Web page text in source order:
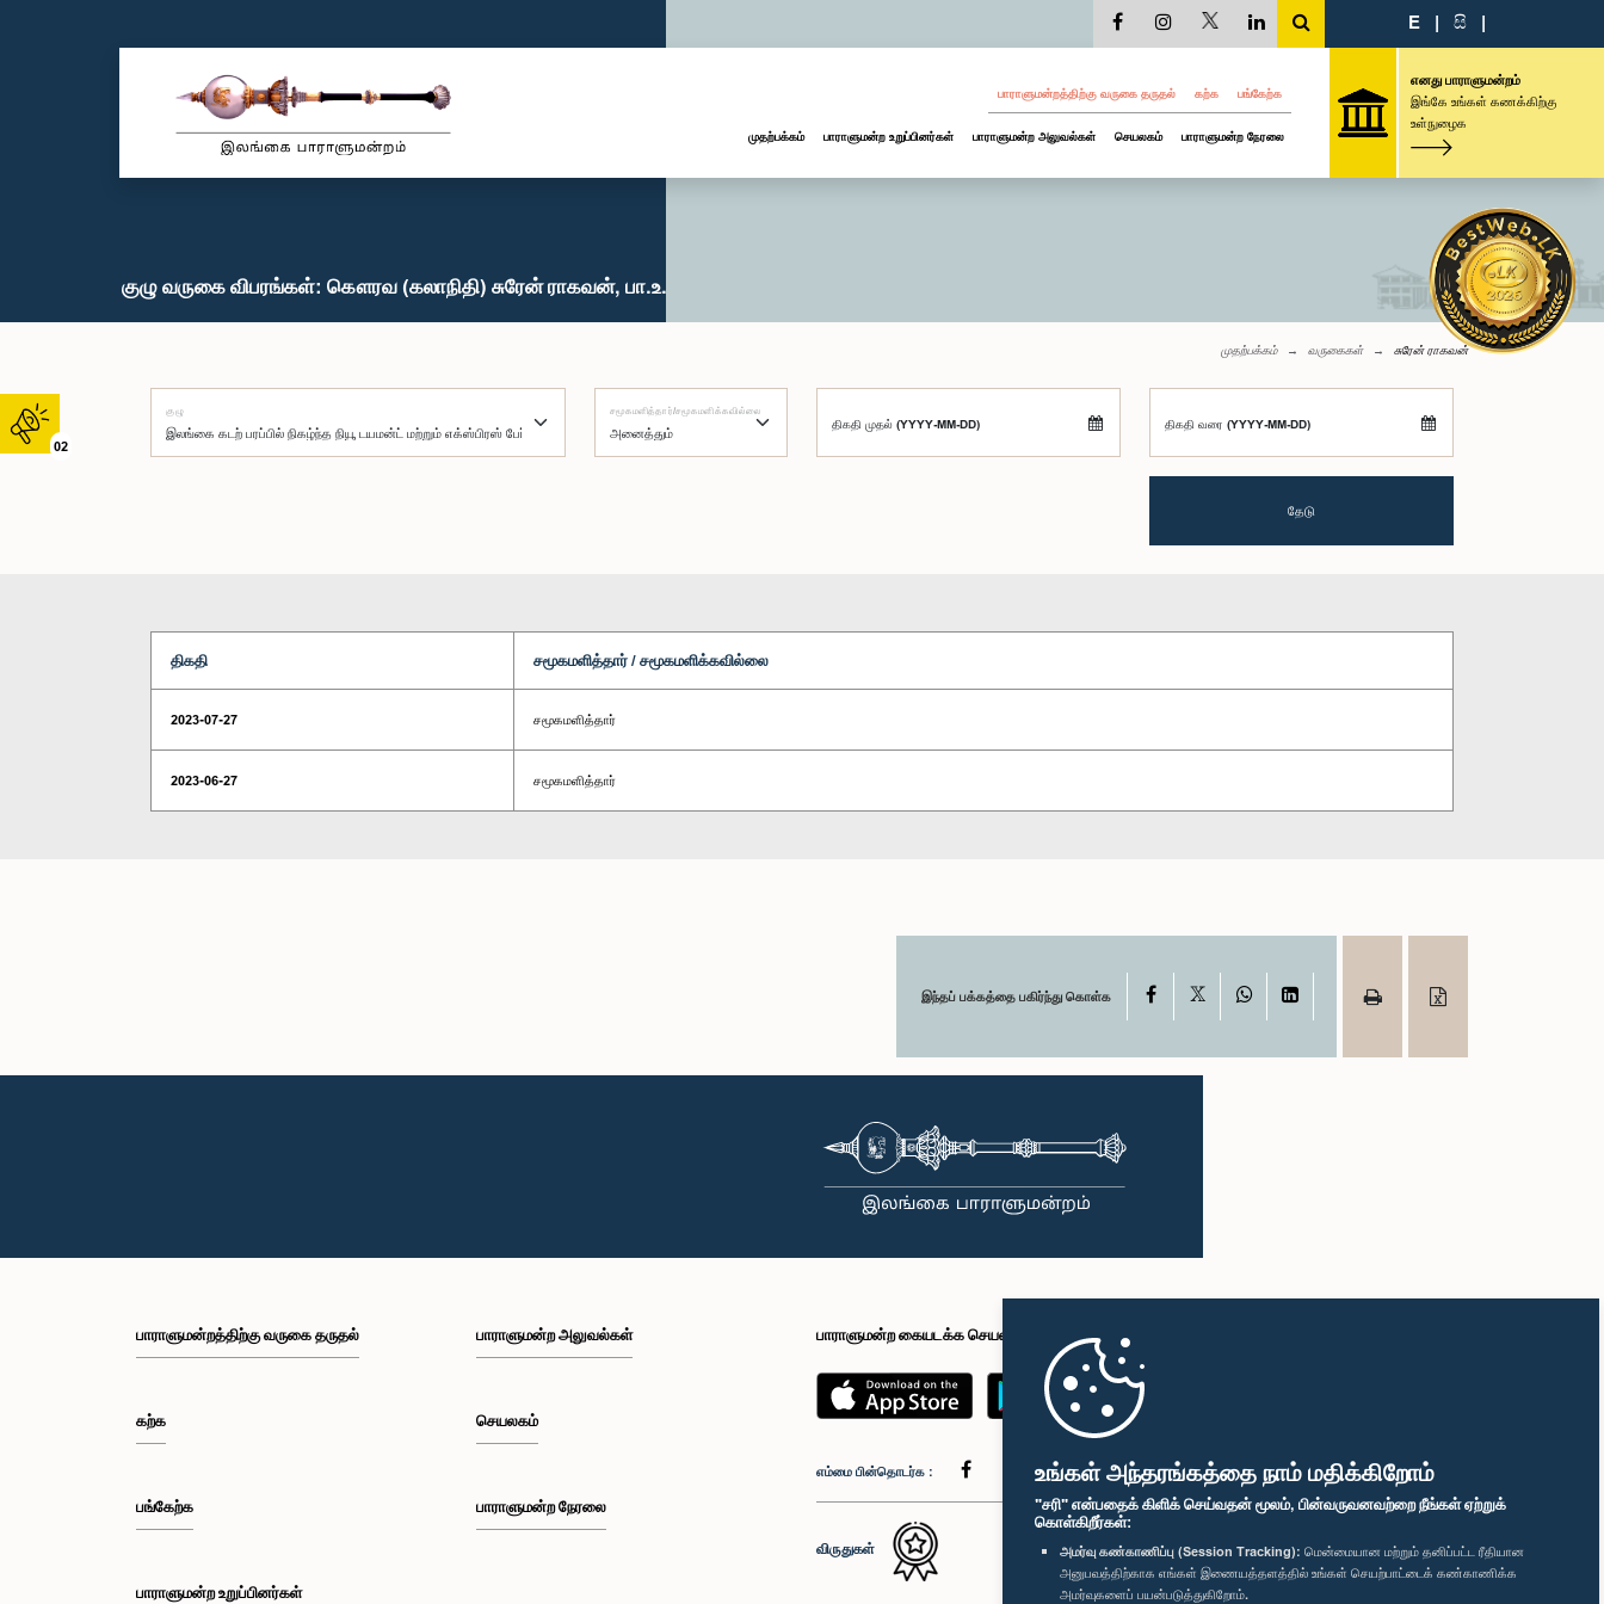
உங்கள் அந்தரங்கத்தை நாம் மதிக்கிறோம்
"சரி" என்பதைக் கிளிக் செய்வதன் மூலம், பின்வருவனவற்றை நீங்கள் ஏற்றுக்
கொள்கிறீர்கள்:
அமர்வு கண்காணிப்பு (Session Tracking): மென்மையான மற்றும் தனிப்பட்ட ரீதியான
அனுபவத்திற்காக எங்கள் இணையத்தளத்தில் உங்கள் செயற்பாட்டைக் கண்காணிக்க
அமர்வுகளைப் பயன்படுத்துகிறோம்.
02
E | සි |
பாராளுமன்றத்திற்கு வருகை தருதல் கற்க பங்கேற்க
முதற்பக்கம் பாராளுமன்ற உறுப்பினர்கள் பாராளுமன்ற அலுவல்கள் செயலகம் பாராளுமன்ற நேரலை
எனது பாராளுமன்றம்
இங்கே உங்கள் கணக்கிற்கு
உள்நுழைக
குழு வருகை விபரங்கள்: கௌரவ (கலாநிதி) சுரேன் ராகவன், பா.உ.
முதற்பக்கம் வருகைகள் சுரேன் ராகவன்
குழு சமூகமளித்தார்/சமூகமளிக்கவில்லை
திகதி முதல் (YYYY-MM-DD) திகதி வரை (YYYY-MM-DD)
தேடு
திகதி சமூகமளித்தார் / சமூகமளிக்கவில்லை
2023-07-27 சமூகமளித்தார்
2023-06-27 சமூகமளித்தார்
இந்தப் பக்கத்தை பகிர்ந்து கொள்க Facebook WhatsAppLinkedIn
பாராளுமன்றத்திற்கு வருகை தருதல்
கற்க
பங்கேற்க
பாராளுமன்ற உறுப்பினர்கள்
பாராளுமன்ற அலுவல்கள்
செயலகம்
பாராளுமன்ற நேரலை
பாராளுமன்ற கையடக்க செயலி
எம்மை பின்தொடர்க :
விருதுகள்